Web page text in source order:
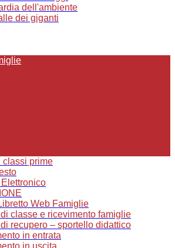
dell'ambiente
dei giganti
classi prime
Web Famiglie
classe e ricevimento famiglie
recupero – sportello didattico
in entrata